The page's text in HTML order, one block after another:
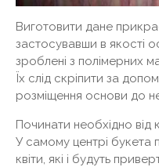
Виготовити дане
застосувавши в якості
зроблені з полімерних
Їх слід скріпити за
розміщення основи до
Починати необхідно від
У самому центрі букета
квіти, які і будуть